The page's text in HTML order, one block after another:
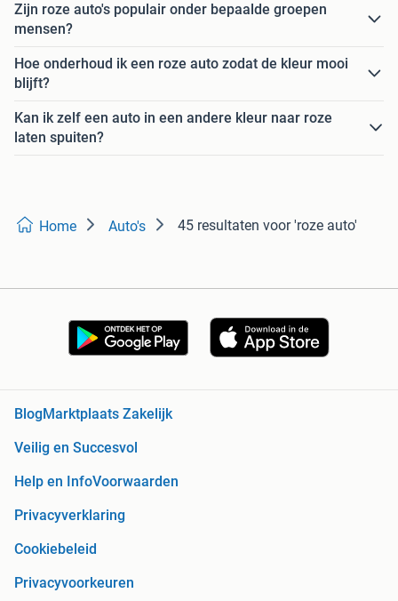
Zijn roze auto's populair onder bepaalde groepen
mensen?
Hoe onderhoud ik een roze auto zodat de kleur mooi
blijft?
Kan ik zelf een auto in een andere kleur naar roze
laten spuiten?
Home Auto's 45 resultaten voor 'roze auto'
Blog Marktplaats Zakelijk
Veilig en Succesvol
Help en InfoVoorwaarden
Privacyverklaring
Cookiebeleid
Privacyvoorkeuren